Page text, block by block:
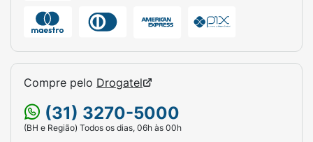
Compre pelo Drogatel
(31) 3270-5000
(BH e Região) Todos os dias, 06h às 00h